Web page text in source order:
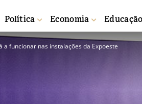
Política Economia Educação
a funcionar nas instalações da Expoeste